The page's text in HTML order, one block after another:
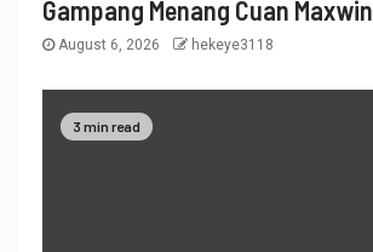
Gampang Menang Cuan Maxwin
August 6, 2026 hekeye3118
3 min read